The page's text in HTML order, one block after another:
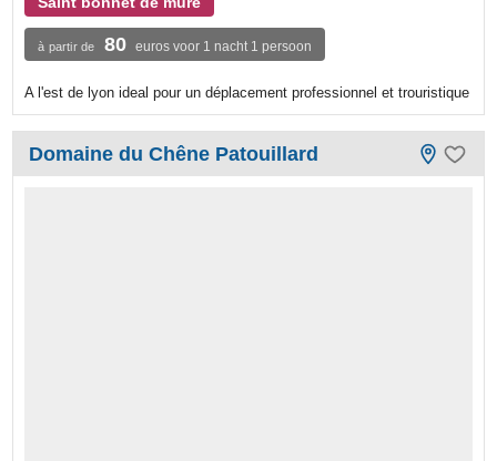
à partir de 80 euros voor 1 nacht 1 persoon
A l'est de lyon ideal pour un déplacement professionnel et trouristique
Domaine du Chêne Patouillard